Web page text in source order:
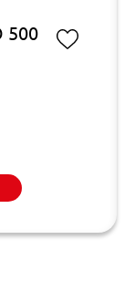
500